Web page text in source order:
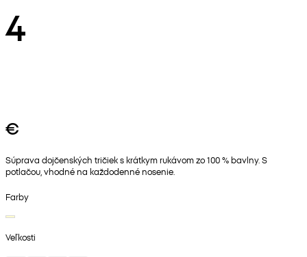
4
€
Súprava dojčenských tričiek s krátkym rukávom zo 100 % bavlny. S
potlačou, vhodné na každodenné nosenie.
Farby
Veľkosti